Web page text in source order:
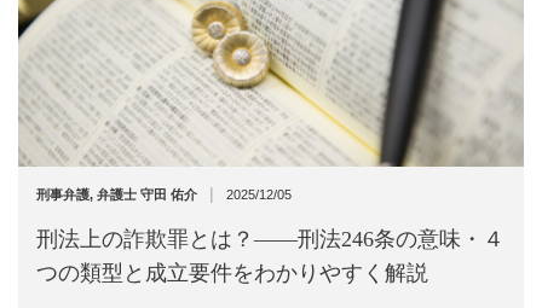
刑事弁護, 弁護士 守田 佑介 | 2025/12/05
刑法上の詐欺罪とは？――刑法246条の意味・４
つの類型と成立要件をわかりやすく解説